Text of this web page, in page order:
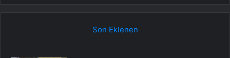
Son Eklenen